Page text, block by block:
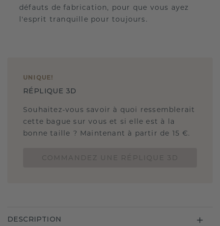
défauts de fabrication, pour que vous ayez
l'esprit tranquille pour toujours.
UNIQUE !
RÉPLIQUE 3D
Souhaitez-vous savoir à quoi ressemblerait
cette bague sur vous et si elle est à la
bonne taille ? Maintenant à partir de 15 €.
DESCRIPTION